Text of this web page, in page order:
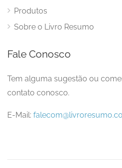
Produtos
Sobre o Livro Resumo
Fale Conosco
Tem alguma sugestão ou
contato conosco.
E-Mail: